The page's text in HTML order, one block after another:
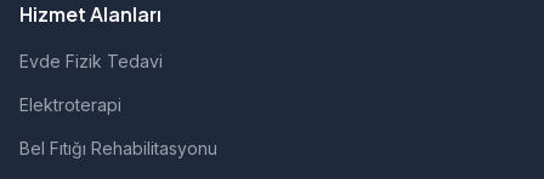
Hizmet Alanları
Evde Fizik Tedavi
Elektroterapi
Bel Fıtığı Rehabilitasyonu